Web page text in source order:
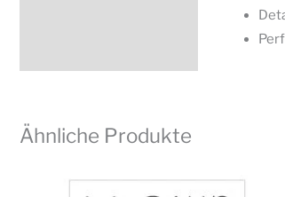
Ähnliche Produkte